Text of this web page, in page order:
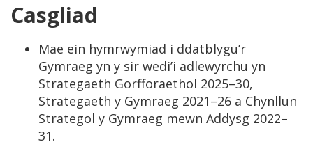
Casgliad
Mae ein hymrwymiad i ddatblygu’r
Gymraeg yn y sir wedi’i adlewyrchu yn
Strategaeth Gorfforaethol 2025–30,
Strategaeth y Gymraeg 2021–26 a Chynllun
Strategol y Gymraeg mewn Addysg 2022–
31.